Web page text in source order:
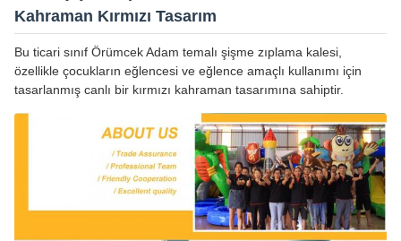
Kahraman Kırmızı Tasarım
Bu ticari sınıf Örümcek Adam temalı şişme zıplama kalesi,
özellikle çocukların eğlencesi ve eğlence amaçlı kullanımı için
tasarlanmış canlı bir kırmızı kahraman tasarımına sahiptir.